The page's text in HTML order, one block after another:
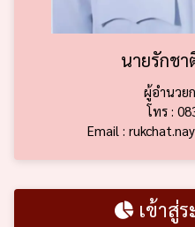
นายรักช
ผู้อำนวย
โทร :
Email :
เข้าสู่